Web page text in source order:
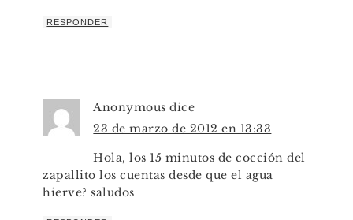
RESPONDER
Anonymous dice
23 de marzo de 2012 en 13:33
Hola, los 15 minutos de cocción del
zapallito los cuentas desde que el agua
hierve? saludos